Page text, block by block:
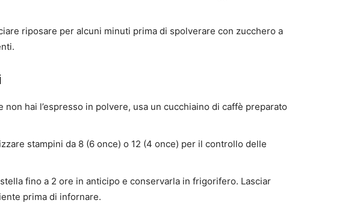
riposare per alcuni minuti prima di spolverare con zucchero a
non hai l’espresso in polvere, usa un cucchiaino di caffè preparato
stampini da 8 (6 once) o 12 (4 once) per il controllo delle
fino a 2 ore in anticipo e conservarla in frigorifero. Lasciar
prima di infornare.